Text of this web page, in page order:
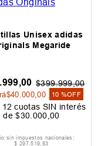
Unisex adidas
Megaride
.999,00 $399.999,00
$40 000,00 10 %OFF
12 cuotas SIN interés
de$30.000,00
sin impuestos nacionales:
$ 297.519,83